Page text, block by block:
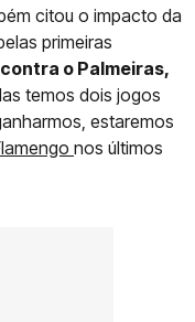
citou o impacto da
primeiras
o Palmeiras,
temos dois jogos
estaremos
nos últimos